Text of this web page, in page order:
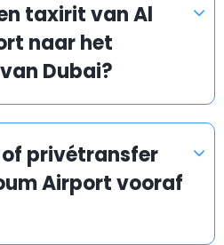
taxirit van Al
naar het
Dubai?
privétransfer
Airport vooraf